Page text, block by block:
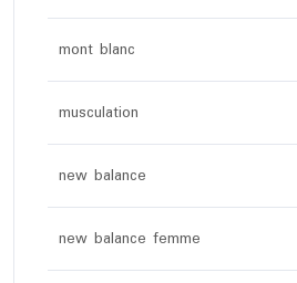
mont blanc
musculation
new balance
new balance femme